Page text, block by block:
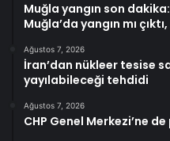
Muğla yangın son
Muğla’da yangın mı
Ağustos 7, 2026
İran’dan nükleer tesise
yayılabileceği tehdidi
Ağustos 7, 2026
CHP Genel Merkezi’ne